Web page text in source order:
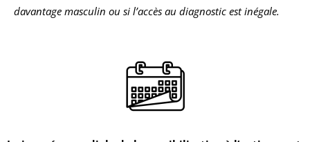
davantage masculin ou si l’accès au diagnostic est inégale.